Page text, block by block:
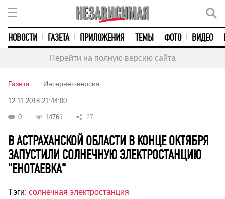
НОВОСТИ ГАЗЕТА ПРИЛОЖЕНИЯ ТЕМЫ ФОТО ВИДЕО
Перейти на полную версию сайта
Газета Интернет-версия
12.11.2018 21:44:00
0 14761 27
В АСТРАХАНСКОЙ ОБЛАСТИ В КОНЦЕ ОКТЯБРЯ
ЗАПУСТИЛИ СОЛНЕЧНУЮ ЭЛЕКТРОСТАНЦИЮ
"ЕНОТАЕВКА"
Тэги: солнечная электростанция